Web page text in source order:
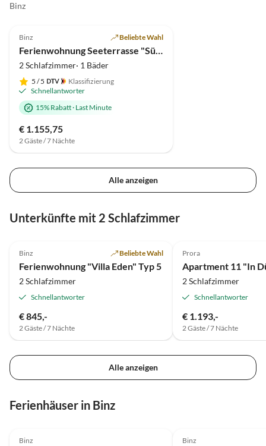
Binz
Binz Beliebte Wahl
2 Schlafzimmer· 1 Bäder
5 / 5
Klassifizierung
Schnellantworter
15% Rabatt· Last Minute
€ 1.155,75
2 Gäste / 7 Nächte
Alle anzeigen
Unterkünfte mit 2 Schlafzimmer
Binz Beliebte Wahl
Ferienwohnung "Villa Eden" Typ 5
2 Schlafzimmer
Schnellantworter
€ 845,-
2 Gäste / 7 Nächte
Prora
2 Schlafzimmer
Schnellantworter
€ 1.193,-
2 Gäste / 7 Nächte
Alle anzeigen
Ferienhäuser in Binz
Binz Binz